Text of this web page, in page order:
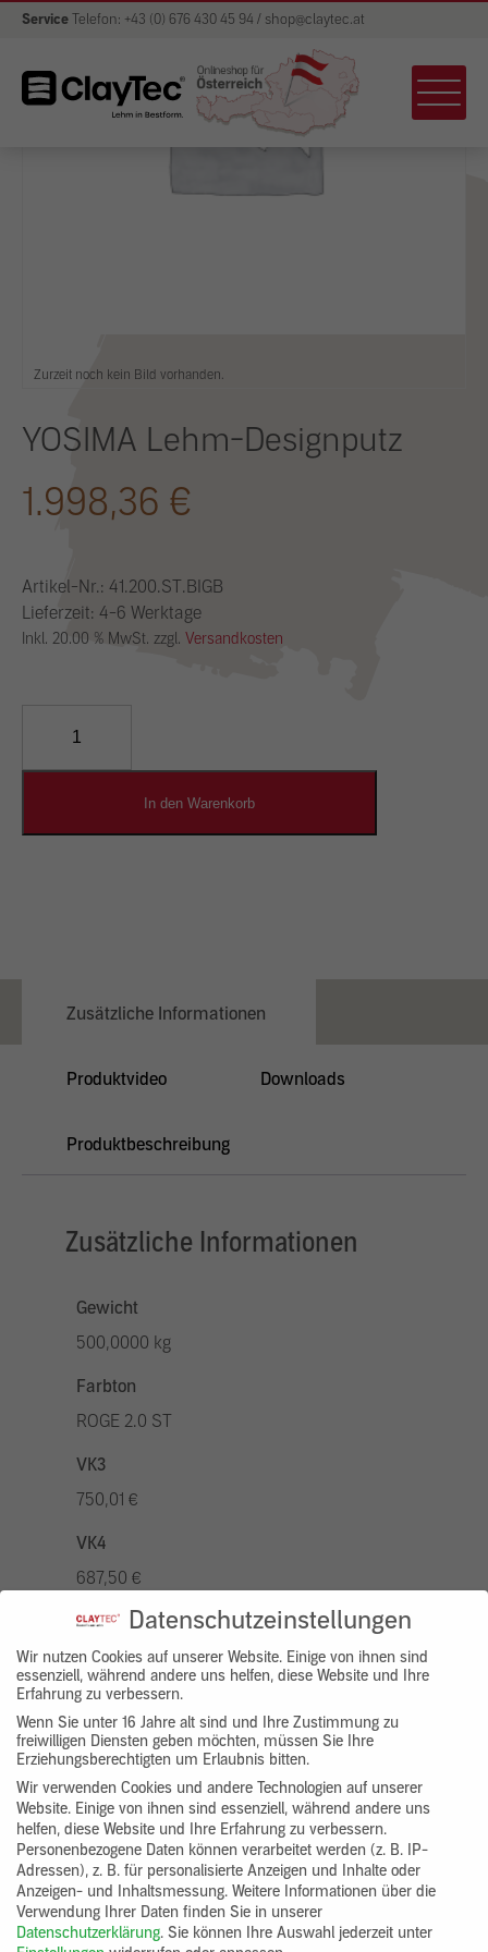
Service Telefon: +43 (0) 676 430 45 94 / shop@claytec.at
Zurzeit noch kein Bild vorhanden.
YOSIMA Lehm-Designputz
1.998,36 €
Artikel-Nr.: 41.200.ST.BIGB
Lieferzeit: 4-6 Werktage
Inkl. 20.00 % MwSt. zzgl. Versandkosten
Designputz
In den Warenkorb
Zusätzliche Informationen
Produktvideo Downloads
Produktbeschreibung
Zusätzliche Informationen
Gewicht
500,0000 kg
Farbton
ROGE 2.0 ST
VK3
750,01 €
VK4
687,50 €
VK5
875,01 €
VK7
625,00 €
Gruppenprodukt
yosima_designputz_bigb
Datenschutzeinstellungen
Wir nutzen Cookies auf unserer Website. Einige von ihnen sind
essenziell, während andere uns helfen, diese Website und Ihre
Erfahrung zu verbessern.
Wenn Sie unter 16 Jahre alt sind und Ihre Zustimmung zu
freiwilligen Diensten geben möchten, müssen Sie Ihre
Erziehungsberechtigten um Erlaubnis bitten.
Wir verwenden Cookies und andere Technologien auf unserer
Website. Einige von ihnen sind essenziell, während andere uns
helfen, diese Website und Ihre Erfahrung zu verbessern.
Personenbezogene Daten können verarbeitet werden (z. B. IP-
Adressen), z. B. für personalisierte Anzeigen und Inhalte oder
Anzeigen- und Inhaltsmessung. Weitere Informationen über die
Verwendung Ihrer Daten finden Sie in unserer
Datenschutzerklärung. Sie können Ihre Auswahl jederzeit unter